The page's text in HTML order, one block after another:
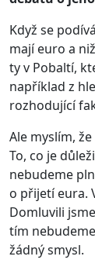
Když se
mají euro a
ty v Pobaltí,
například z
rozhodující
Ale myslím,
To, co je
nebudeme
o přijetí eura.
Domluvili
tím
žádný smysl.